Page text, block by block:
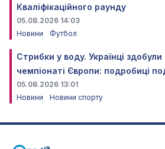
Кваліфікаційного раунду
05.08.2026 14:03
Новини
Футбол
Стрибки у воду. Українці
чемпіонаті Європи: подробиці
05.08.2026 13:01
Новини
Новини спорту